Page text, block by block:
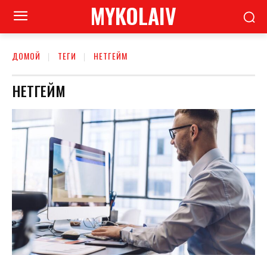
MYKOLAIV
ДОМОЙ ТЕГИ НЕТГЕЙМ
НЕТГЕЙМ